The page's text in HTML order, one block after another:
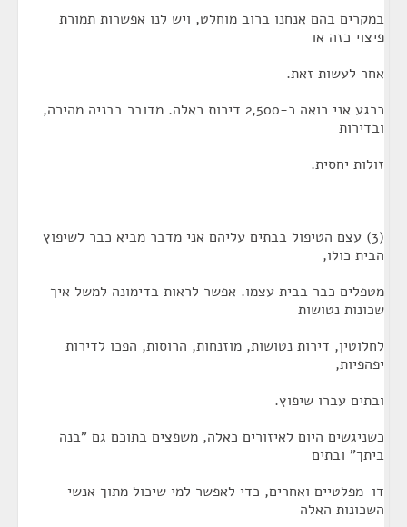
במקרים בהם אנחנו ברוב מוחלט, ויש לנו אפשרות תמורת
פיצוי כזה או
אחר לעשות זאת.
כרגע אני רואה כ-2,500 דירות כאלה. מדובר בבניה מהירה,
ובדירות
זולות יחסית.
(3) עצם הטיפול בבתים עליהם אני מדבר מביא כבר לשיפוץ
הבית כולו,
מטפלים כבר בבית עצמו. אפשר לראות בדימונה למשל איך
שכונות נטושות
לחלוטין, דירות נטושות, מוזנחות, הרוסות, הפכו לדירות
יפהפיות,
ובתים עברו שיפוץ.
כשניגשים היום לאיזורים כאלה, משפצים בתוכם גם "בנה
ביתך" ובתים
דו-מפלטיים ואחרים, כדי לאפשר למי שיכול מתוך אנשי
השכונות האלה